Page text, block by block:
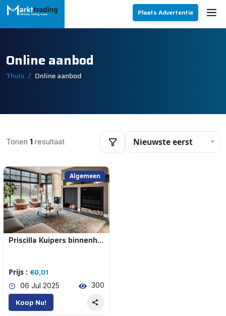
Plaats Advertentie
Online aanbod
Thuis Online aanbod
Tonen 1 resultaat Nieuwste eerst
Filters
Huis en Inrichting | Complete Inrichtingen
Algemeen
Priscilla Kuipers binnenhuis architect
Prijs : €0,01
06 Jul 2025 300
Koop Nu!